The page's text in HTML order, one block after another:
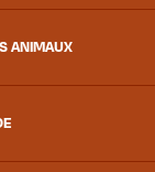
ANIMAUX
aux visiteurs
site peut
mise à jour ou